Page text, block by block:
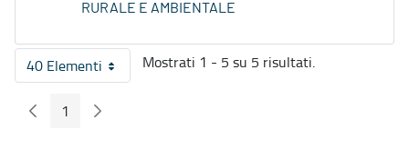
RURALE E AMBIENTALE
40 ElementiPer pagina
Mostrati 1 - 5 su 5 risultati.
Pagina Precedente
Pagina
1 Pagina Seguente